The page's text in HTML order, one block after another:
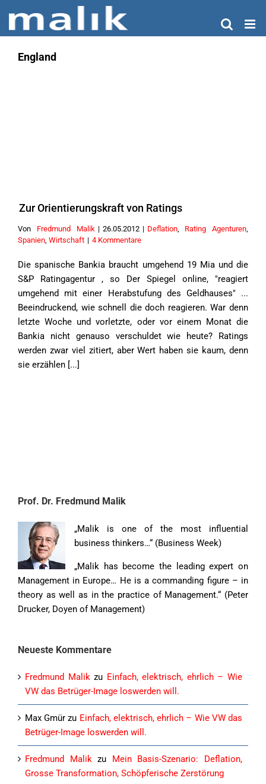
Inhalt
springen
England
Zur Orientierungskraft von Ratings
Von Fredmund Malik | 26.05.2012 | Deflation, Rating Agenturen,
Spanien, Wirtschaft | 4 Kommentare
Die spanische Bankia braucht umgehend 19 Mia und die
S&P Ratingagentur , so Der Spiegel online, "reagiert
umgehend mit einer Herabstufung des Geldhauses" ...
Beeindruckend, wie schnell die doch reagieren. War denn
letzte Woche und vorletzte, oder vor einem Monat die
Bankia nicht genauso verschuldet wie heute? Ratings
werden zwar viel zitiert, aber Wert haben sie kaum, denn
sie erzählen [...]
Prof. Dr. Fredmund Malik
„Malik is one of the most influential
business thinkers…“ (Business Week)
„Malik has become the leading expert on
Management in Europe… He is a commanding figure – in
theory as well as in the practice of Management.“ (Peter
Drucker, Doyen of Management)
Neueste Kommentare
Fredmund Malikzu Einfach, elektrisch, ehrlich – Wie
VW das Betrüger-Image loswerden will.
Max Gmür zu Einfach, elektrisch, ehrlich – Wie VW das
Betrüger-Image loswerden will.
Fredmund Malikzu Mein Basis-Szenario: Deflation,
Grosse Transformation, Schöpferische Zerstörung